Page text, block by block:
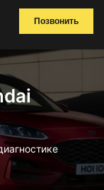
Позвонить